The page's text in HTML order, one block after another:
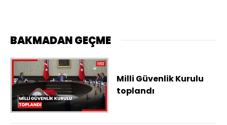
BAKMADAN GEÇME
Milli Güvenlik Kurulu
toplandı